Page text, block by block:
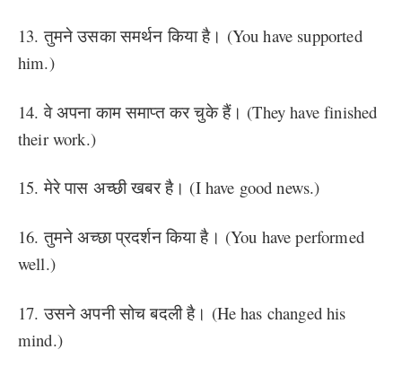
13. तुमने उसका समर्थन किया है। (You have supported
him.)
14. वे अपना काम समाप्त कर चुके हैं। (They have finished
their work.)
15. मेरे पास अच्छी खबर है। (I have good news.)
16. तुमने अच्छा प्रदर्शन किया है। (You have performed
well.)
17. उसने अपनी सोच बदली है। (He has changed his
mind.)